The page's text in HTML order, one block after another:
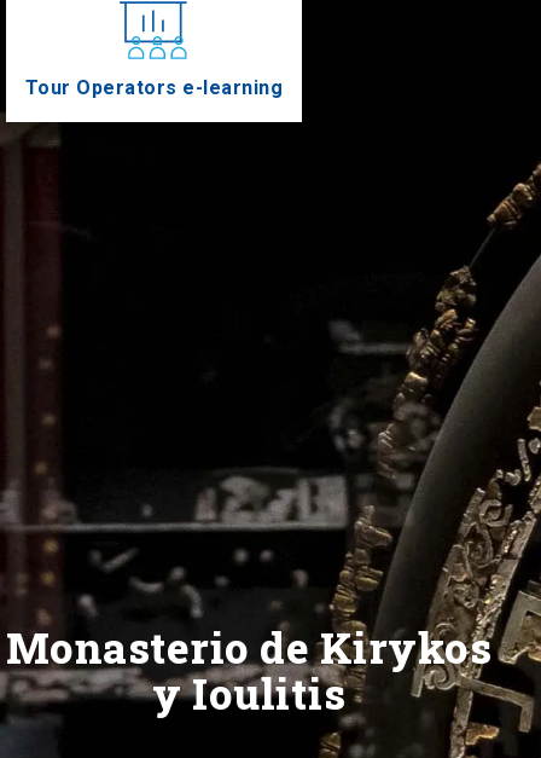
Tour Operators e-learning
Monasterio de Kirykos
y Ioulitis